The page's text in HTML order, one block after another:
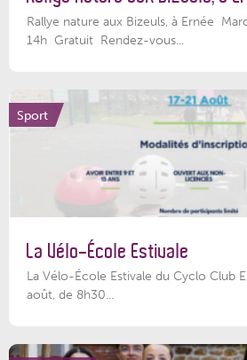
Rallye nature aux Bizeuls, à Ernée
14h Gratuit Rendez-vous...
Sport
La Vélo-École Estivale
La Vélo-École Estivale du Cyclo Club
août, de 8h30...